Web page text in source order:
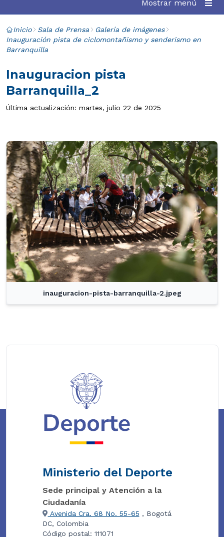
Mostrar menú
Inicio Sala de Prensa
Galería de imágenes
Inauguración pista de ciclomontañismo y senderismo en
Barranquilla
Inauguracion pista
Barranquilla_2
Última actualización: martes, julio 22 de 2025
inauguracion-pista-barranquilla-2.jpeg
Ministerio del Deporte
Sede principal y Atención a la
Ciudadanía
Avenida Cra. 68 No. 55-65 , Bogotá
DC, Colombia
Código postal: 111071